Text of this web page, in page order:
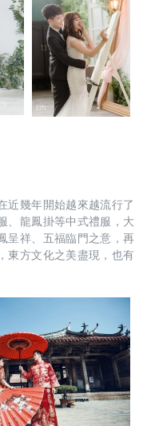
近幾年開始越來越流行了
、龍鳳掛等中式禮服，大
呈祥、五福臨門之意，再
東方文化之美盡現，也有